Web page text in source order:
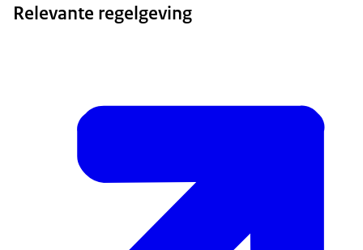
Relevante regelgeving